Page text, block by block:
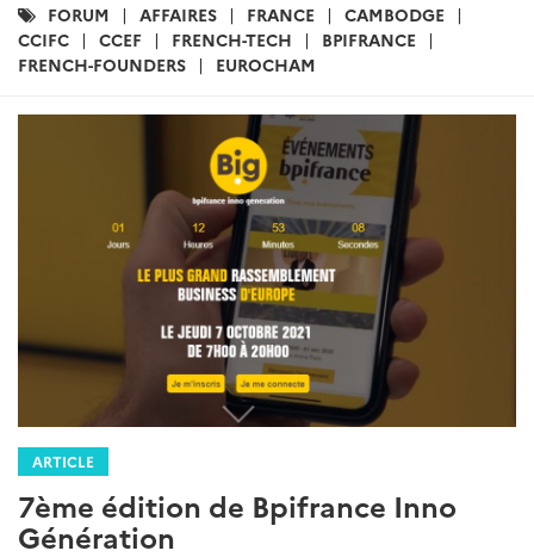
Catégories
:
FORUM AFFAIRES FRANCE
CAMBODGE
CCIFC
CCEF FRENCH-TECH
BPIFRANCE
FRENCH-FOUNDERS
EUROCHAM
ARTICLE
7ème édition de Bpifrance Inno
Génération